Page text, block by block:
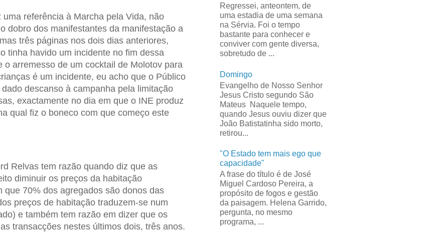
referência à Marcha pela Vida, não
dobro dos manifestantes da manifestação a
três páginas nos dois dias anteriores,
tinha havido um incidente no fim dessa
o arremesso de um cocktail de Molotov para
é um incidente, eu acho que o Público
descanso à campanha pela limitação
exactamente no dia em que o INE produz
qual fiz o boneco com que começo este
Relvas tem razão quando diz que as
diminuir os preços da habitação
70% dos agregados são donos das
preços de habitação traduzem-se num
e também tem razão em dizer que os
transacções nestes últimos dois, três anos.
Regressei, anteontem, de
uma estadia de uma semana
na Sérvia. Foi o tempo
bastante para conhecer e
conviver com gente diversa,
sobretudo de ...
Domingo
Evangelho de Nosso Senhor
Jesus Cristo segundo São
Mateus Naquele tempo,
quando Jesus ouviu dizer que
João Batistatinha sido morto,
retirou...
"O Estado tem mais ego que
capacidade"
A frase do título é de José
Miguel Cardoso Pereira, a
propósito de fogos e gestão
da paisagem. Helena Garrido,
pergunta, no mesmo
programa, ...